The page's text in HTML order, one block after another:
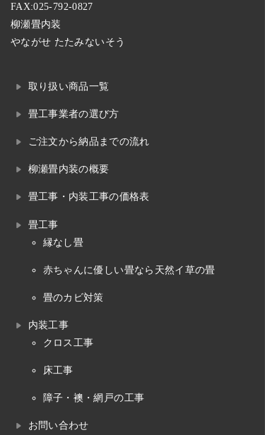
FAX:025-792-0827
柳瀬畳内装
やながせ たたみないそう
取り扱い商品一覧
畳工事業者の選び方
ご注文から納品までの流れ
柳瀬畳内装の概要
畳工事・内装工事の価格表
畳工事
縁なし畳
赤ちゃんに優しい畳なら天然イ草の畳
畳のカビ対策
内装工事
クロス工事
床工事
障子・襖・網戸の工事
お問い合わせ